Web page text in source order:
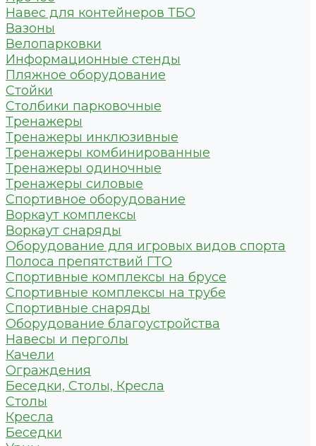
Навес для контейнеров ТБО
Вазоны
Велопарковки
Информационные стенды
Пляжное оборудование
Стойки
Столбики парковочные
Тренажеры
Тренажеры инклюзивные
Тренажеры комбинированные
Тренажеры одиночные
Тренажеры силовые
Спортивное оборудование
Воркаут комплексы
Воркаут снаряды
Оборудование для игровых видов спорта
Полоса препятствий ГТО
Спортивные комплексы на брусе
Спортивные комплексы на трубе
Спортивные снаряды
Оборудование благоустройства
Навесы и перголы
Качели
Ограждения
Беседки, Столы, Кресла
Столы
Кресла
Беседки